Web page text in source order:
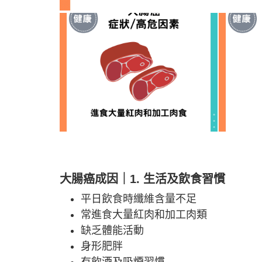
大腸癌成因｜1. 生活及飲食習慣
平日飲食時纖維含量不足
常進食大量紅肉和加工肉類
缺乏體能活動
身形肥胖